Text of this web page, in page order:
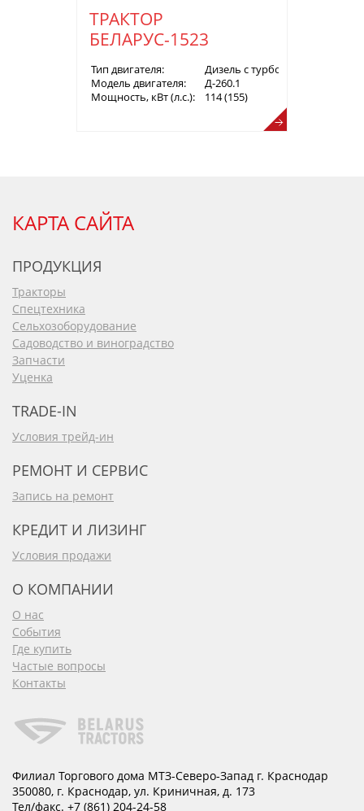
ТРАКТОР
БЕЛАРУС-1523
Тип двигателя:
Дизель с турбонаддувом
Модель двигателя:
Д-260.1
Мощность, кВт (л.с.):
114 (155)
КАРТА САЙТА
ПРОДУКЦИЯ
Тракторы
Спецтехника
Сельхозоборудование
Садоводство и виноградство
Запчасти
Уценка
TRADE-IN
Условия трейд-ин
РЕМОНТ И СЕРВИС
Запись на ремонт
КРЕДИТ И ЛИЗИНГ
Условия продажи
О КОМПАНИИ
О нас
События
Где купить
Частые вопросы
Контакты
Филиал Торгового дома МТЗ-Северо-Запад г. Краснодар
350080, г. Краснодар, ул. Криничная, д. 173
Тел/факс. +7 (861) 204-24-58